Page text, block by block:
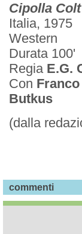
Cipolla Colt
Italia, 1975
Western
Durata 100'
Regia E.G.
Con
Butkus
(dalla
commenti